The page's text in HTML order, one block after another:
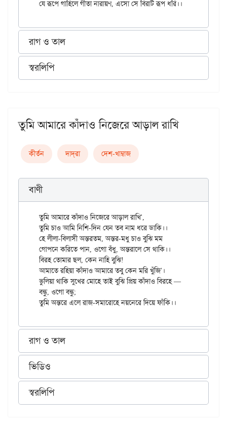
রাগ ও তাল
স্বরলিপি
তুমি আমারে কাঁদাও নিজেরে আড়াল রাখি
কীর্তন দাদ্‌রা দেশ-খাম্বাজ
বাণী
তুমি আমারে কাঁদাও নিজেরে আড়াল রাখি',
তুমি চাও আমি নিশি-দিন যেন তব নাম ধরে ডাকি।।
হে লীলা-বিলাসী অন্তরতম, অন্তর-মধু চাও বুঝি মম
গোপনে করিতে পান, ওগো বঁধু, অন্তরালে সে থাকি।।
বিরহ তোমার ছল, কেন নাহি বুঝি!
আমাতে রহিয়া কাঁদাও আমারে তবু কেন মরি খুঁজি'।
ভুলিয়া থাকি সুখের মোহে তাই বুঝি প্রিয় কাঁদাও বিরহে —
বন্ধু, ওগো বন্ধু;
রাগ ও তাল
ভিডিও
স্বরলিপি